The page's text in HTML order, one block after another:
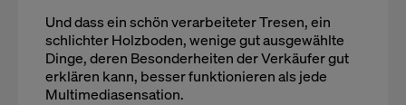
Und dass ein schön verarbeiteter Tresen, ein
schlichter Holzboden, wenige gut ausgewählte
Dinge, deren Besonderheiten der Verkäufer gut
erklären kann, besser funktionieren als jede
Multimediasensation.